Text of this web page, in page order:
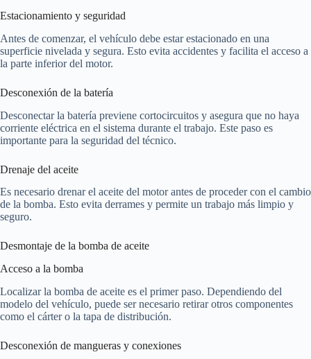
Estacionamiento y seguridad
Antes de comenzar, el vehículo debe estar estacionado en una
superficie nivelada y segura. Esto evita accidentes y facilita el acceso a
la parte inferior del motor.
Desconexión de la batería
Desconectar la batería previene cortocircuitos y asegura que no haya
corriente eléctrica en el sistema durante el trabajo. Este paso es
importante para la seguridad del técnico.
Drenaje del aceite
Es necesario drenar el aceite del motor antes de proceder con el cambio
de la bomba. Esto evita derrames y permite un trabajo más limpio y
seguro.
Desmontaje de la bomba de aceite
Acceso a la bomba
Localizar la bomba de aceite es el primer paso. Dependiendo del
modelo del vehículo, puede ser necesario retirar otros componentes
como el cárter o la tapa de distribución.
Desconexión de mangueras y conexiones